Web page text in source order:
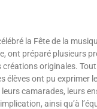
la Fête de la
ont préparé plusieurs
originales.
élèves ont pu exprimer
camarades, leurs
ainsi qu’à